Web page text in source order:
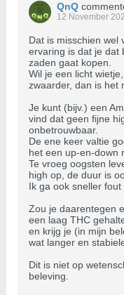
QnQ
12 November
Dat is misschien wel
ervaring is dat je dat
zaden gaat kopen.
Wil je een licht
zwaarder, dan is het
Je kunt (bijv.) een
vind dat geen fijne
onbetrouwbaar.
De ene keer valtie
het een up-en-down
Te vroeg oogsten
high op, de duur is
Ik ga ook sneller
Zou je daarentegen
een laag THC
en krijg je (in mijn
wat langer en
Dit is niet op
beleving.